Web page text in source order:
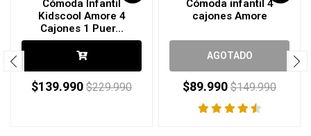
Cómoda Infantil
Kidscool Amore 4
Cajones 1 Puer...
$139.990 $229.990
Cómoda infantil 4
cajones Amore
AGOTADO
$89.990 $149.990